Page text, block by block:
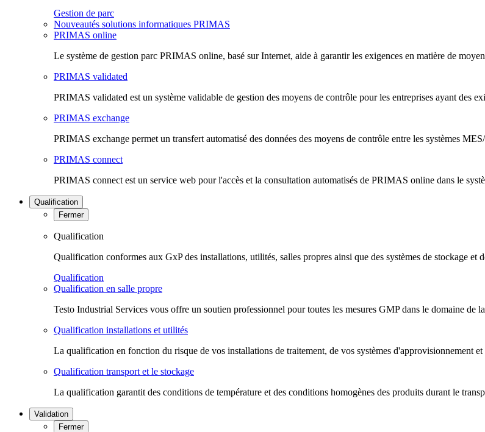
Gestion de parc
Nouveautés solutions informatiques PRIMAS
PRIMAS online
Le système de gestion parc PRIMAS online, basé sur Internet, aide à garantir les exigences en matière de
PRIMAS validated
PRIMAS validated est un système validable de gestion des moyens de contrôle pour les entreprises ayant des
PRIMAS exchange
PRIMAS exchange permet un transfert automatisé des données des moyens de contrôle entre les systèmes
PRIMAS connect
PRIMAS connect est un service web pour l'accès et la consultation automatisés de PRIMAS online dans le
Qualification
Fermer
Qualification
Qualification conformes aux GxP des installations, utilités, salles propres ainsi que des systèmes de stockage et
Qualification
Qualification en salle propre
Testo Industrial Services vous offre un soutien professionnel pour toutes les mesures GMP dans le domaine de
Qualification installations et utilités
La qualification en fonction du risque de vos installations de traitement, de vos systèmes d'approvisionnement
Qualification transport et le stockage
La qualification garantit des conditions de température et des conditions homogènes des produits durant le
Validation
Fermer